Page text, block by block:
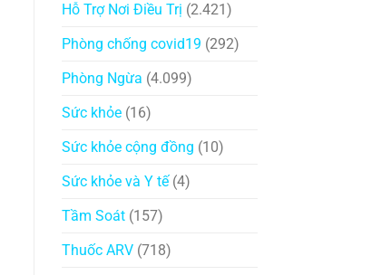
Hỗ Trợ Nơi Điều Trị (2.421)
Phòng chống covid19 (292)
Phòng Ngừa (4.099)
Sức khỏe(16)
Sức khỏe cộng đồng (10)
Sức khỏe và Y tế(4)
Tầm Soát(157)
Thuốc ARV(718)